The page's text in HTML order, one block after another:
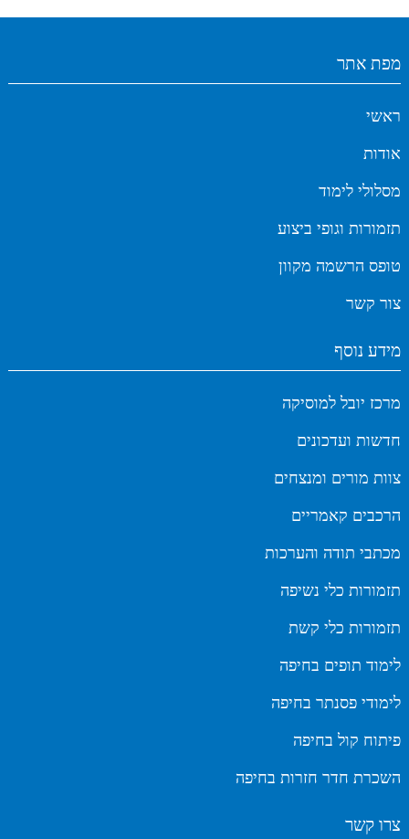
מפת אתר
ראשי
אודות
מסלולי לימוד
תזמורות וגופי ביצוע
טופס הרשמה מקוון
צור קשר
מידע נוסף
מרכז יובל למוסיקה
חדשות ועדכונים
צוות מורים ומנצחים
הרכבים קאמריים
מכתבי תודה והערכות
תזמורות כלי נשיפה
תזמורות כלי קשת
לימוד תופים בחיפה
לימודי פסנתר בחיפה
פיתוח קול בחיפה
השכרת חדר חזרות בחיפה
צרו קשר